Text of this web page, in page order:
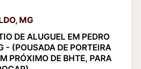
MG
DE ALUGUEL EM PEDRO
- (POUSADA DE PORTEIRA
PRÓXIMO DE BHTE, PARA